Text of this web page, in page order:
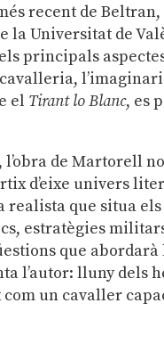
recent de Beltran,
la Universitat de
principals
el Tirant lo Blanc, es
de Martorell
d’eixe univers
que situa
estratègies
que
l’autor: lluny dels
un cavaller